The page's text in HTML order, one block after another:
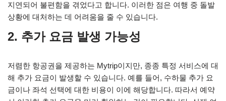
지연되어 불편함을 겪었다고 합니다. 이러한 점은 여행 중 돌발
상황에 대처하는 데 어려움을 줄 수 있습니다.
2. 추가 요금 발생 가능성
저렴한 항공권을 제공하는 Mytrip이지만, 종종 특정 서비스에 대
해 추가 요금이 발생할 수 있습니다. 예를 들어, 수하물 추가 요
금이나 좌석 선택에 대한 비용이 이에 해당합니다. 따라서 예약